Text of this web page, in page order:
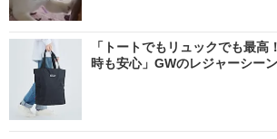
「トートでもリュックでも最高
時も安心」GWのレジャーシー